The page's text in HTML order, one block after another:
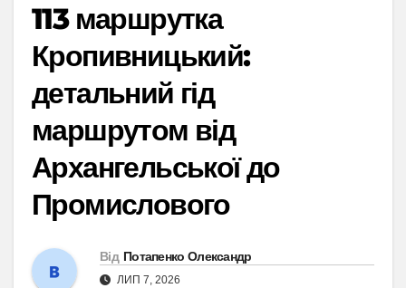
113 маршрутка
Кропивницький:
детальний гід
маршрутом від
Архангельської до
Промислового
Від Потапенко Олександр
ЛИП 7, 2026